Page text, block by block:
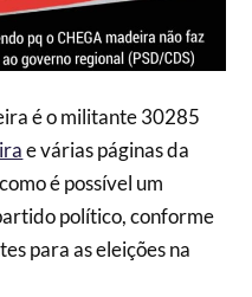
é o militante 30285
e várias páginas da
é possível um
político, conforme
para as eleições na